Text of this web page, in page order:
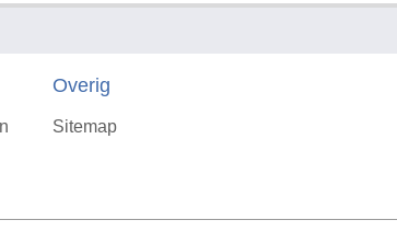
Overig
Sitemap